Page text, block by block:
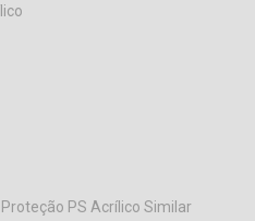
PS Acrílico Similar